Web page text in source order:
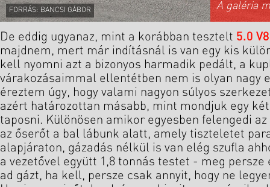
FORRÁS: BANCSI GÁBOR A galéria
De eddig ugyanaz, mint a korábban tesztelt 5.0
majdnem, mert már indításnál is van egy kis
kell nyomni azt a bizonyos harmadik pedált, a
várakozásaimmal ellentétben nem is olyan nagy
éreztem úgy, hogy valami nagyon súlyos
azért határozottan másabb, mint mondjuk egy
taposni. Különösen amikor egyesben felengedi
az őserőt a bal lábunk alatt, amely tiszteletet
alapjáraton, gázadás nélkül is van elég szufla
a vezetővel együtt 1,8 tonnás testet - meg
ad gázt, ha kell, persze csak annyit, hogy ne